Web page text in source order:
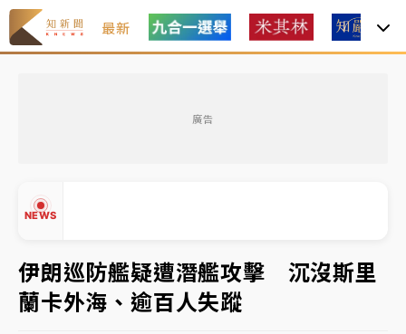
最新
廣告
NEWS
有片｜
連根拔起
中颱白海豚風雨來了！中部以北防豪雨 今晚、明天影
響最劇烈
白海豚逼近！北市水門只出不進 未移置車輛最高罰
伊朗巡防艦疑遭潛艦攻擊 沉沒斯里
蘭卡外海、逾百人失蹤